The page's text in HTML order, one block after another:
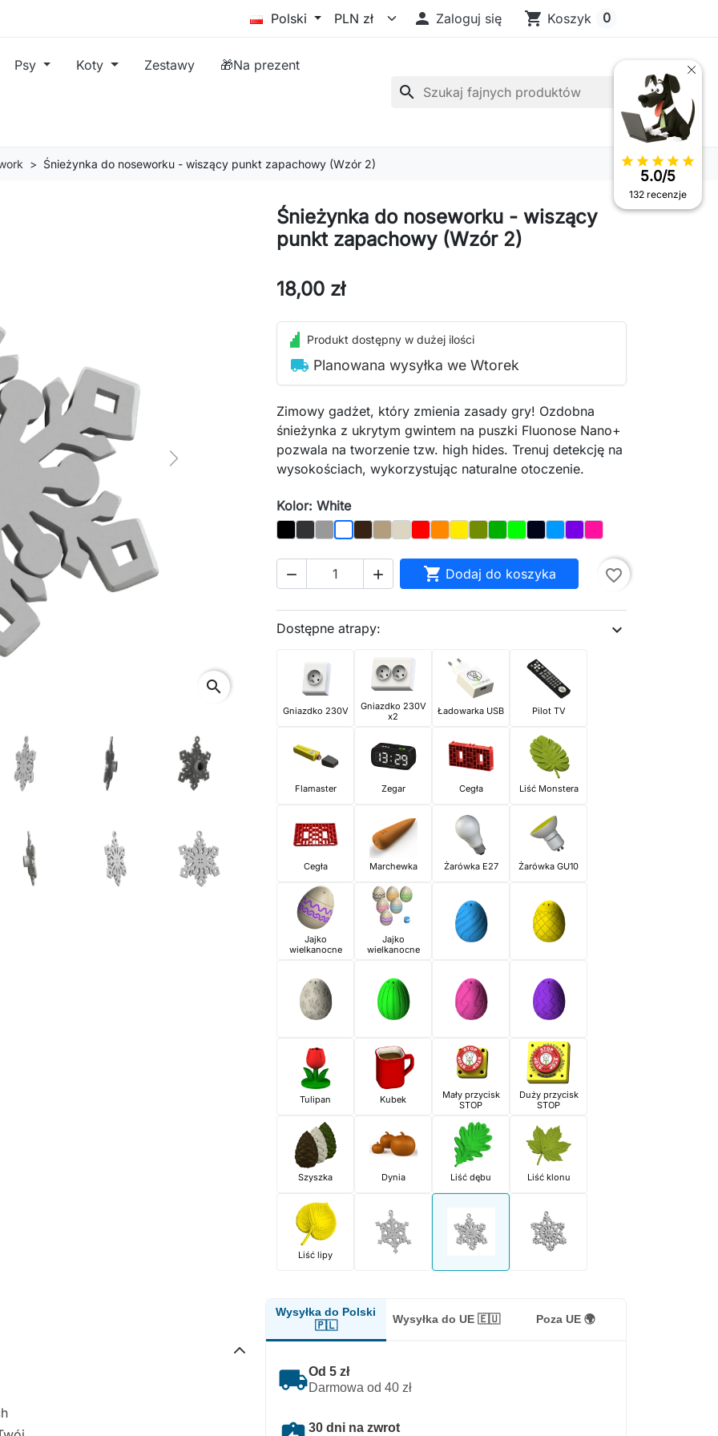
Polski  Zaloguj się shopping_cart Koszyk 0
Psy Koty Zestawy 🎁Na prezent
search
Śnieżynka do noseworku - wiszący punkt zapachowy (Wzór 2)
Next
search
Śnieżynka do noseworku - wiszący
punkt zapachowy (Wzór 2)
18,00 zł
Produkt dostępny w dużej ilości
local_shipping Planowana wysyłka we Wtorek
Zimowy gadżet, który zmienia zasady gry! Ozdobna
śnieżynka z ukrytym gwintem na puszki Fluonose Nano+
pozwala na tworzenie tzw. high hides. Trenuj detekcję na
wysokościach, wykorzystując naturalne otoczenie.
Kolor: White
BlackGraphite
GrayWhiteBrown
OakBoneRedOrange
Yellow
OliveDark_Green
Light_Green
Night_Sky
BluePurpleMagenta
   Dodaj do koszyka favorite_border
Dostępne atrapy: expand_more
Gniazdko 230V
Gniazdko 230V
x2
Ładowarka USB Pilot TV
Flamaster Zegar Cegła Liść Monstera
Cegła Marchewka Żarówka E27 Żarówka GU10
Jajko
wielkanocne
Jajko
wielkanocne
Tulipan Kubek
Mały przycisk
STOP
Duży przycisk
STOP
Szyszka Dynia Liść dębu Liść klonu
Liść lipy
Wysyłka do Polski
🇵🇱
Wysyłka do UE 🇪🇺 Poza UE 🌍
local_shippingOd 5 zł
Darmowa od 40 zł
30 dni na zwrot
star star star star star
5.0/5
132 recenzje